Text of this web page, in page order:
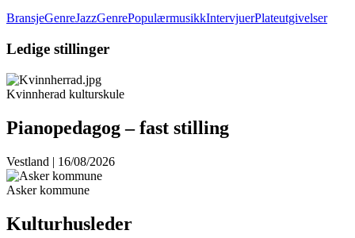
BransjeGenreJazzGenrePopulærmusikkIntervjuerPlateutgivelser
Ledige stillinger
Kvinnherad kulturskule
Pianopedagog – fast stilling
Vestland | 16/08/2026
Asker kommune
Kulturhusleder